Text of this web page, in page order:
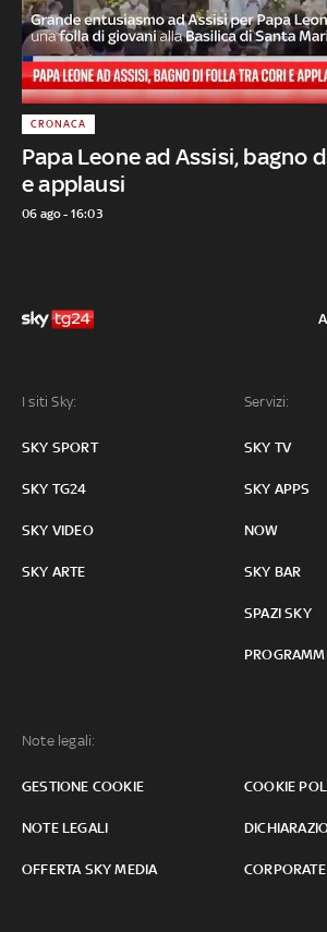
Papa Leone ad Assisi, bagno
e applausi
CRONACA
06 ago - 16:03
I siti Sky:
SKY SPORT
SKY TG24
SKY VIDEO
SKY ARTE
Servizi:
SKY TV
SKY APPS
NOW
SKY BAR
SPAZI SKY
Note legali:
GESTIONE COOKIE COOKIE
NOTE LEGALI
OFFERTA SKY MEDIA CORPORATE